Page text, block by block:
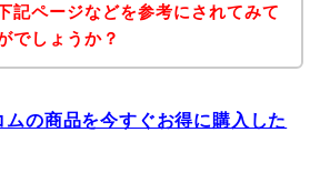
記ページなどを参考にされてみて
でしょうか？
ムの商品を今すぐお得に購入した